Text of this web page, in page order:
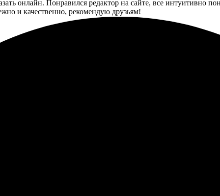
онлайн. Понравился редактор на сайте, все интуитивно
и качественно, рекомендую друзьям!
сертификаты – отличный выбор! Процесс
и без проблем. Друзья остались в полном восторге!
и интуитивно понятный. Выбрать подарок